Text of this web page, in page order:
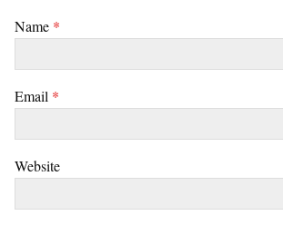
Name *
Email *
Website